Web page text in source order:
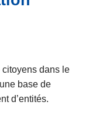
citoyens dans le
base de
d’entités.